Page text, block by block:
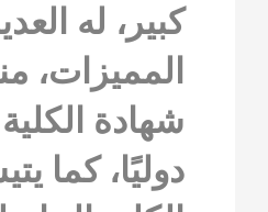
كبير، له
المميزات،
شهادة
دوليًا، كما